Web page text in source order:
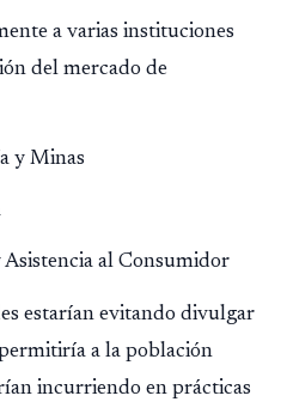
o 20 años de servicio sin
a varias instituciones
del mercado de
y Minas
al Consumidor
estarían evitando divulgar
a la población
incurriendo en prácticas